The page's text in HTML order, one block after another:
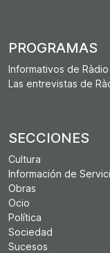
PROGRAMAS
Informativos de
Las entrevistas de
SECCIONES
Cultura
Información de
Obras
Ocio
Política
Sociedad
Sucesos